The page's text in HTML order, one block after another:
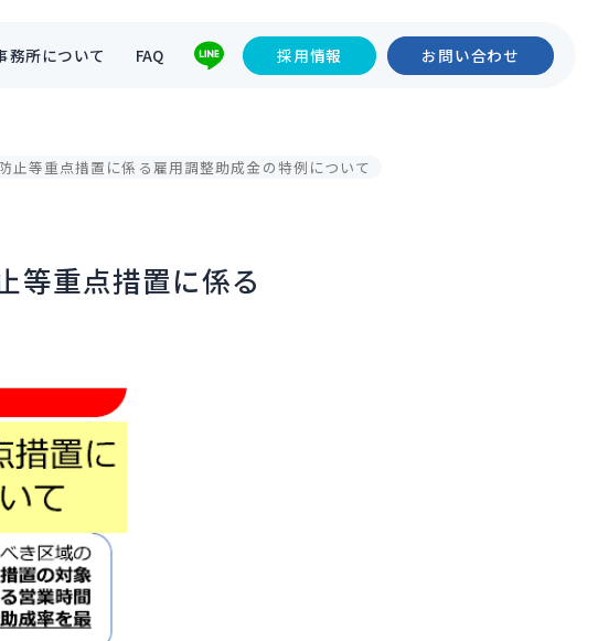
務所について FAQ 採用情報 お問い合わせ
止等重点措置に係る雇用調整助成金の特例について
等重点措置に係る